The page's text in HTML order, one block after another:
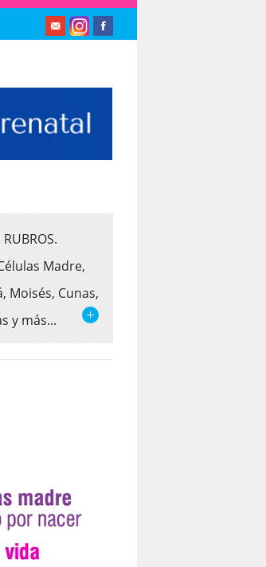
Madre,
Moisés, Cunas,
y más...